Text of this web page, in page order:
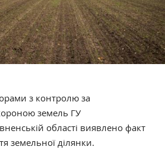
з контролю за
земель ГУ
області виявлено факт
земельної ділянки.